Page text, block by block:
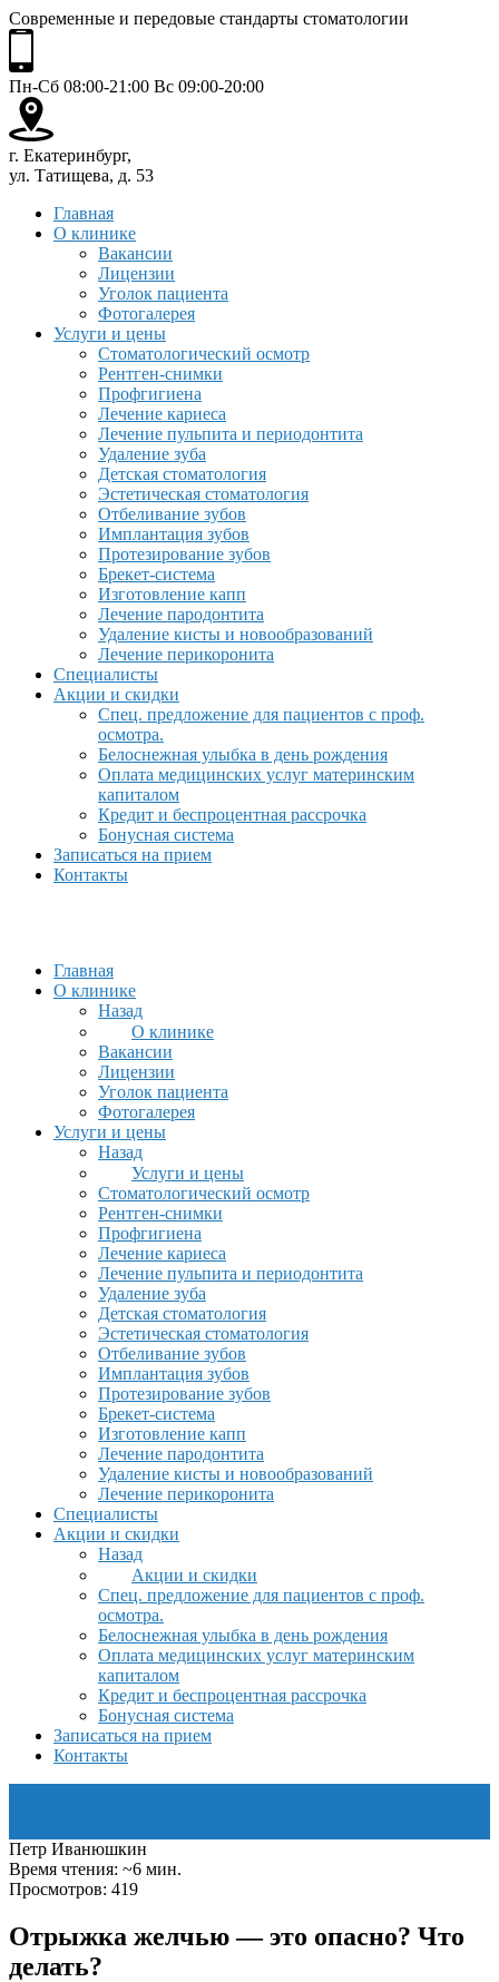
Современные и передовые стандарты стоматологии
Пн-Сб 08:00-21:00 Вс 09:00-20:00
г. Екатеринбург,
ул. Татищева, д. 53
Главная
О клинике
Вакансии
Лицензии
Уголок пациента
Фотогалерея
Услуги и цены
Стоматологический осмотр
Рентген-снимки
Профгигиена
Лечение кариеса
Лечение пульпита и периодонтита
Удаление зуба
Детская стоматология
Эстетическая стоматология
Отбеливание зубов
Имплантация зубов
Протезирование зубов
Брекет-система
Изготовление капп
Лечение пародонтита
Удаление кисты и новообразований
Лечение перикоронита
Специалисты
Акции и скидки
Спец. предложение для пациентов с проф.
осмотра.
Белоснежная улыбка в день рождения
Оплата медицинских услуг материнским
капиталом
Кредит и беспроцентная рассрочка
Бонусная система
Записаться на прием
Контакты
Главная
О клинике
Назад
О клинике
Вакансии
Лицензии
Уголок пациента
Фотогалерея
Услуги и цены
Назад
Услуги и цены
Стоматологический осмотр
Рентген-снимки
Профгигиена
Лечение кариеса
Лечение пульпита и периодонтита
Удаление зуба
Детская стоматология
Эстетическая стоматология
Отбеливание зубов
Имплантация зубов
Протезирование зубов
Брекет-система
Изготовление капп
Лечение пародонтита
Удаление кисты и новообразований
Лечение перикоронита
Специалисты
Акции и скидки
Назад
Акции и скидки
Спец. предложение для пациентов с проф.
осмотра.
Белоснежная улыбка в день рождения
Оплата медицинских услуг материнским
капиталом
Кредит и беспроцентная рассрочка
Бонусная система
Записаться на прием
Контакты
Петр Иванюшкин
Время чтения: ~6 мин.
Просмотров: 419
Отрыжка желчью — это опасно? Что
делать?